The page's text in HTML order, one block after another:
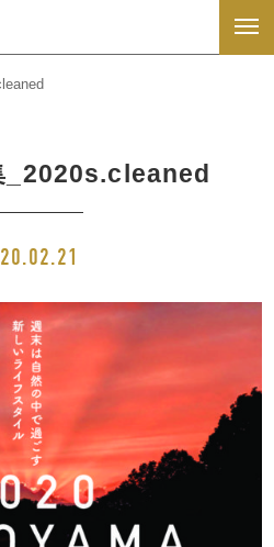
_2020s.cleaned